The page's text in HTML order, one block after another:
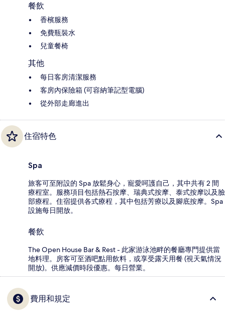
餐飲
香檳服務
免費瓶裝水
兒童餐椅
其他
每日客房清潔服務
客房內保險箱 (可容納筆記型電腦)
從外部走廊進出
住宿特色
Spa
旅客可至附設的 Spa 放鬆身心，寵愛呵護自己，其中共有 2 間
療程室。服務項目包括熱石按摩、瑞典式按摩、泰式按摩以及臉
部療程。住宿提供各式療程，其中包括芳療以及腳底按摩。Spa
設施每日開放。
餐飲
The Open House Bar & Rest - 此家游泳池畔的餐廳專門提供當
地料理。房客可至酒吧點用飲料，或享受露天用餐 (視天氣情況
開放)。供應減價時段優惠。每日營業。
費用和規定